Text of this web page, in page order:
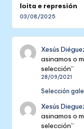
loita e represión
03/08/2025
Xesús
asinamos o
selección”
28/09/2021
Selección
Xesús
asinamos o
selección”